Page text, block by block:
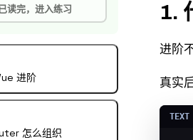
读完，进入练习
进阶
怎么组织
1.
进阶
真实